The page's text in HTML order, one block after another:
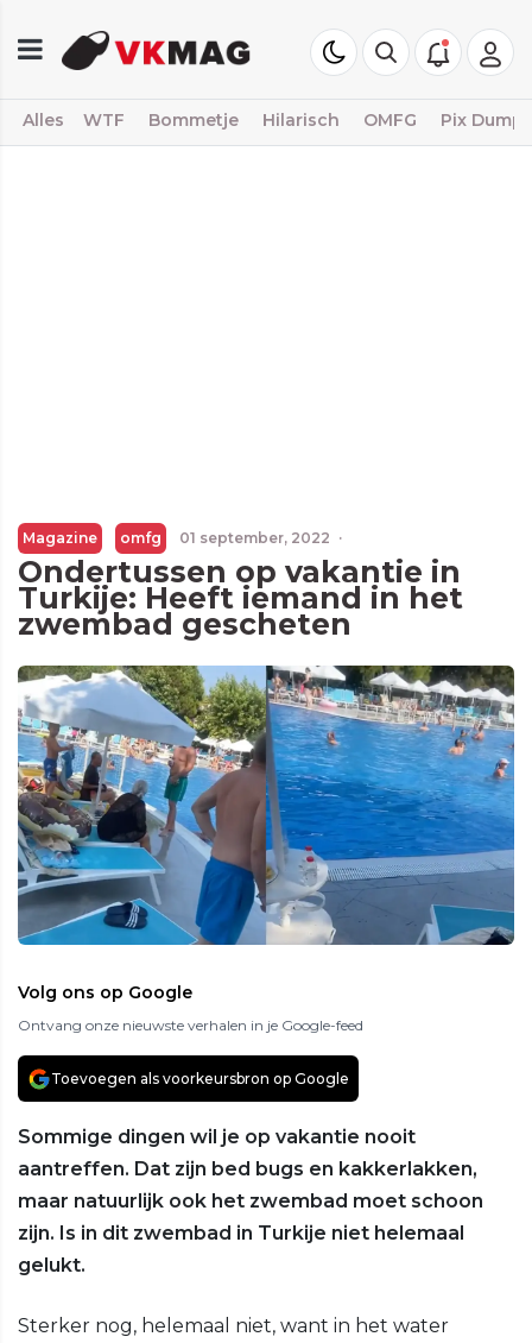
Alles WTF Bommetje Hilarisch OMFG Pix Dump
Magazine omfg 01 september, 2022 ·
Ondertussen op vakantie in
Turkije: Heeft iemand in het
zwembad gescheten
Volg ons op Google
Ontvang onze nieuwste verhalen in je Google-feed
Toevoegen als voorkeursbron op Google
Sommige dingen wil je op vakantie nooit
aantreffen. Dat zijn bed bugs en kakkerlakken,
maar natuurlijk ook het zwembad moet schoon
zijn. Is in dit zwembad in Turkije niet helemaal
gelukt.
Sterker nog, helemaal niet, want in het water